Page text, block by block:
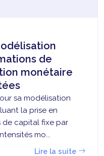
de
monétaire
sa modélisation
la prise en
capital fixe par
mo...
Lire la suite